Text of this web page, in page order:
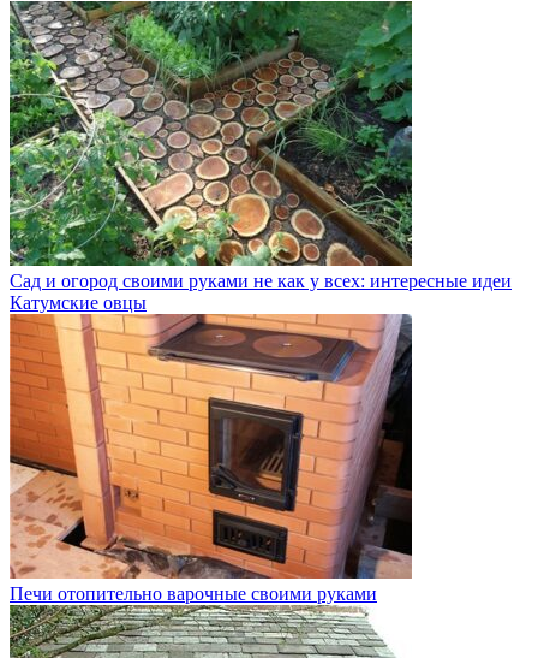
Сад и огород своими руками не как у всех: интересные идеи
Катумские овцы
Печи отопительно варочные своими руками